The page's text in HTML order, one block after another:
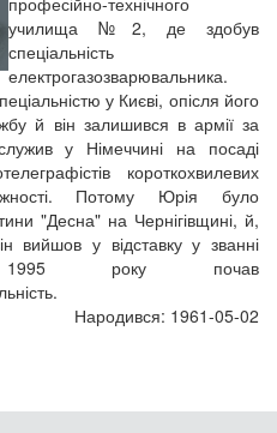
училища №2, де здобув
спеціальність
електрогазозварювальника.
у Києві, опісля його
й він залишився в армії за
у Німеччині на посаді
короткохвилевих
Потому Юрія було
"Десна" на Чернігівщині, й,
вийшов у відставку у званні
року почав
Народився: 1961-05-02